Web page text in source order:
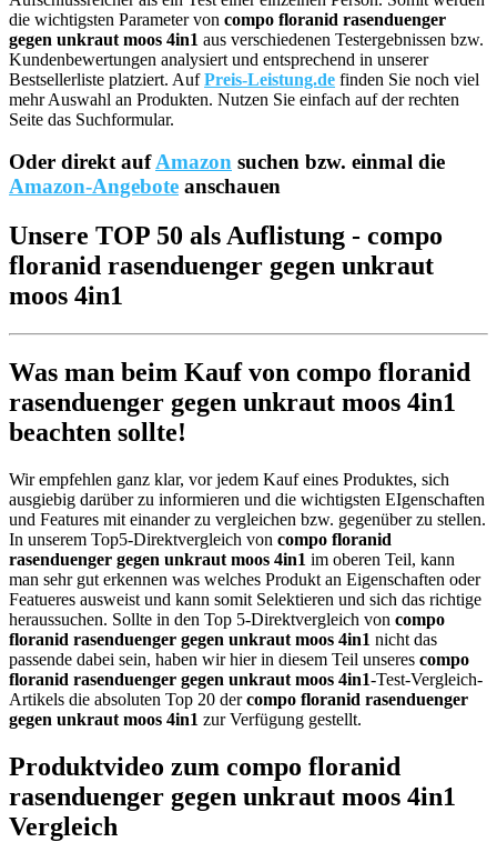
die wichtigsten Parameter von compo floranid rasenduenger
gegen unkraut moos 4in1 aus verschiedenen Testergebnissen bzw.
Kundenbewertungen analysiert und entsprechend in unserer
Bestsellerliste platziert. AufPreis-Leistung.de finden Sie noch viel
mehr Auswahl an Produkten. Nutzen Sie einfach auf der rechten
Seite das Suchformular.
Oder direkt aufAmazon suchen bzw. einmal die
Amazon-Angebote anschauen
Unsere TOP 50 als Auflistung - compo
floranid rasenduenger gegen unkraut
moos 4in1
Was man beim Kauf von compo floranid
rasenduenger gegen unkraut moos 4in1
beachten sollte!
Wir empfehlen ganz klar, vor jedem Kauf eines Produktes, sich
ausgiebig darüber zu informieren und die wichtigsten EIgenschaften
und Features mit einander zu vergleichen bzw. gegenüber zu stellen.
In unserem Top5-Direktvergleich von compo floranid
rasenduenger gegen unkraut moos 4in1 im oberen Teil, kann
man sehr gut erkennen was welches Produkt an Eigenschaften oder
Featueres ausweist und kann somit Selektieren und sich das richtige
heraussuchen. Sollte in den Top 5-Direktvergleich von compo
floranid rasenduenger gegen unkraut moos 4in1 nicht das
passende dabei sein, haben wir hier in diesem Teil unseres compo
floranid rasenduenger gegen unkraut moos 4in1-Test-Vergleich-
Artikels die absoluten Top 20 dercompo floranid rasenduenger
gegen unkraut moos 4in1 zur Verfügung gestellt.
Produktvideo zum compo floranid
rasenduenger gegen unkraut moos 4in1
Vergleich